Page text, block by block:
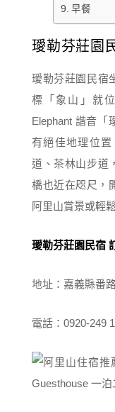
早餐
璦勒芬莊園
璦勒芬莊園民宿
標「象山」就
Elephant 諧音「
有絕佳地理位
道、茶林山步道
橋也近在咫尺，
阿里山賞景或輕
璦勒芬莊園民宿
地址：嘉義縣番
電話：0920-249